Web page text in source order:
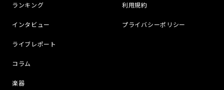
ランキング
インタビュー
ライブレポート
コラム
楽器
利用規約
プライバシーポリシー